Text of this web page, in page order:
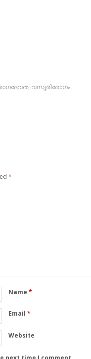
, വസൂരിരോഗം
*
Name *
Email *
Website